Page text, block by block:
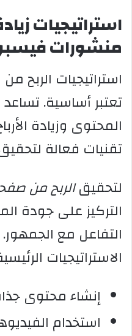
استراتيجيات
منشورات
استراتيجيات
تعتبر أساسية.
المحتوى وزيادة
تقنيات فعالة
لتحقيقالربح من
التركيز على جودة
التفاعل مع
الاستراتيجيات
إنشاء محتوى
استخدام